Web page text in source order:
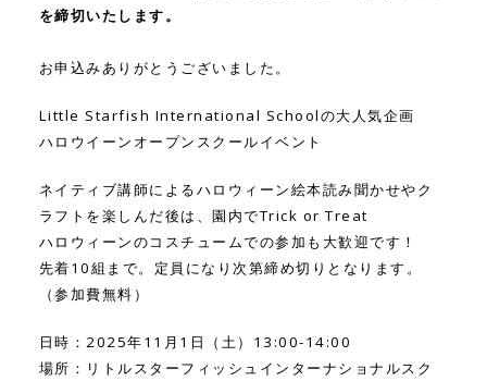
を締切いたします。
お申込みありがとうございました。
Little Starfish International Schoolの大人気企画
ハロウイーンオープンスクールイベント
ネイティブ講師によるハロウィーン絵本読み聞かせやク
ラフトを楽しんだ後は、園内でTrick or Treat
ハロウィーンのコスチュームでの参加も大歓迎です！
先着10組まで。定員になり次第締め切りとなります。
（参加費無料）
日時：2025年11月1日（土）13:00-14:00
場所：リトルスターフィッシュインターナショナルスク